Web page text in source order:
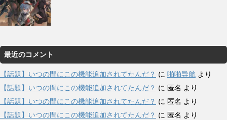
最近のコメント
【話題】いつの間にこの機能追加されてたんだ？ に 啪啪导航 より
【話題】いつの間にこの機能追加されてたんだ？ に 匿名 より
【話題】いつの間にこの機能追加されてたんだ？ に 匿名 より
【話題】いつの間にこの機能追加されてたんだ？ に 匿名 より